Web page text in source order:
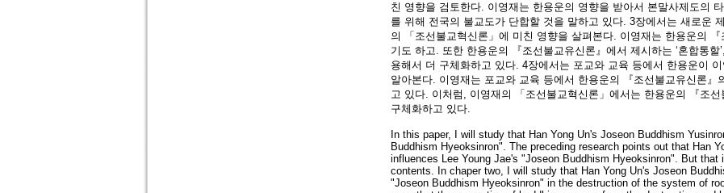
친 영향을 검토한다. 이영재는 한용운의 영향을 받아서 본말사제도의
를 위해 전국의 불교도가 단합할 것을 말하고 있다. 3장에서는 새로운
의 「조선불교혁신론」에 미친 영향을 살펴본다. 이영재는 한용운의
기도 하고. 또한 한용운의 『조선불교유신론』에서 제시하는 ‘혼합통
용해서 더 구체화하고 있다. 4장에서는 포교와 교육 등에서 한용운이
알아본다. 이영재는 포교와 교육 등에서 한용운의 『조선불교유신론
고 있다. 이처럼, 이영재의 「조선불교혁신론」에서는 한용운의 『조
구체화하고 있다.
In this paper, I will study that Han Yong Un's Joseon Buddhism
Buddhism Hyeoksinron". The preceding research points out that Han
influences Lee Young Jae's "Joseon Buddhism Hyeoksinron". But
contents. In chaper two, I will study that Han Yong Un's Joseon
"Joseon Buddhism Hyeoksinron" in the destruction of the system of